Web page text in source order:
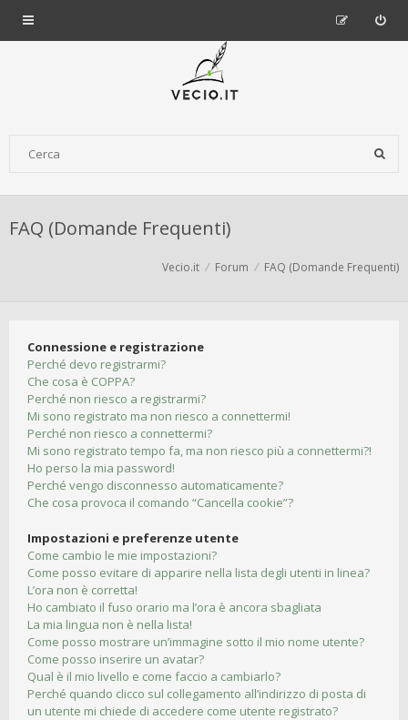
FAQ (Domande Frequenti)
Vecio.it Forum FAQ (Domande Frequenti)
Connessione e registrazione
Perché devo registrarmi?
Che cosa è COPPA?
Perché non riesco a registrarmi?
Mi sono registrato ma non riesco a connettermi!
Perché non riesco a connettermi?
Mi sono registrato tempo fa, ma non riesco più a connettermi?!
Ho perso la mia password!
Perché vengo disconnesso automaticamente?
Che cosa provoca il comando “Cancella cookie”?
Impostazioni e preferenze utente
Come cambio le mie impostazioni?
Come posso evitare di apparire nella lista degli utenti in linea?
L’ora non è corretta!
Ho cambiato il fuso orario ma l’ora è ancora sbagliata
La mia lingua non è nella lista!
Come posso mostrare un’immagine sotto il mio nome utente?
Come posso inserire un avatar?
Qual è il mio livello e come faccio a cambiarlo?
Perché quando clicco sul collegamento all’indirizzo di posta di
un utente mi chiede di accedere come utente registrato?